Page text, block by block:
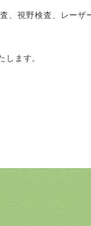
、視野検査、レーザ
します。